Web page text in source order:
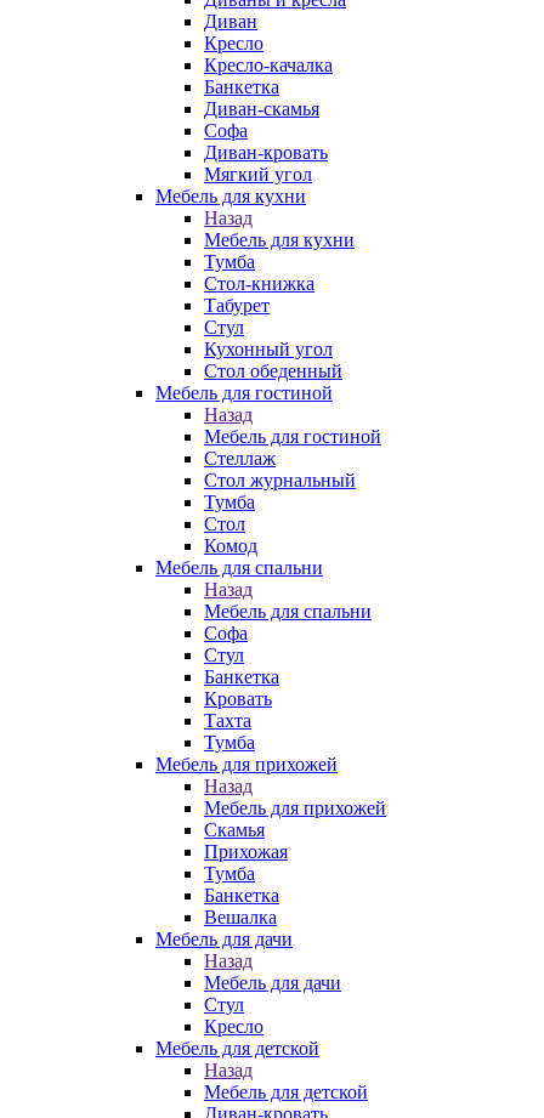
Диван
Кресло
Кресло-качалка
Банкетка
Диван-скамья
Софа
Диван-кровать
Мягкий угол
Мебель для кухни
Назад
Мебель для кухни
Тумба
Стол-книжка
Табурет
Стул
Кухонный угол
Стол обеденный
Мебель для гостиной
Назад
Мебель для гостиной
Стеллаж
Стол журнальный
Тумба
Стол
Комод
Мебель для спальни
Назад
Мебель для спальни
Софа
Стул
Банкетка
Кровать
Тахта
Тумба
Мебель для прихожей
Назад
Мебель для прихожей
Скамья
Прихожая
Тумба
Банкетка
Вешалка
Мебель для дачи
Назад
Мебель для дачи
Стул
Кресло
Мебель для детской
Назад
Мебель для детской
Диван-кровать